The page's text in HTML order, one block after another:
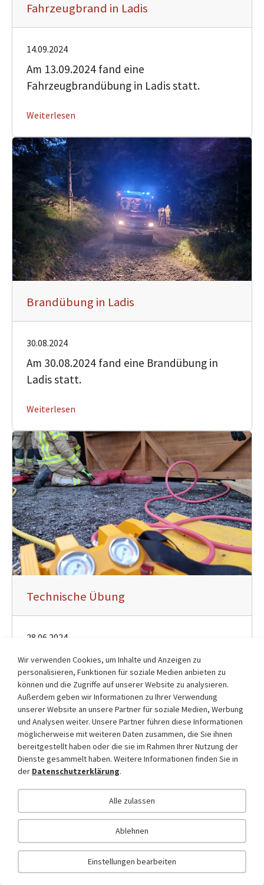
Fahrzeugbrand in Ladis
14.09.2024
Am 13.09.2024 fand eine
Fahrzeugbrandübung in Ladis statt.
Weiterlesen
Brandübung in Ladis
30.08.2024
Am 30.08.2024 fand eine Brandübung in
Ladis statt.
Weiterlesen
Technische Übung
28.06.2024
Am 28. Juni 2024 fand in Ladis eine
umfassende technische Übung statt.
Weiterlesen
Wir verwenden Cookies, um Inhalte und Anzeigen zu
personalisieren, Funktionen für soziale Medien anbieten zu
können und die Zugriffe auf unserer Website zu analysieren.
Außerdem geben wir Informationen zu Ihrer Verwendung
unserer Website an unsere Partner für soziale Medien, Werbung
und Analysen weiter. Unsere Partner führen diese Informationen
möglicherweise mit weiteren Daten zusammen, die Sie ihnen
bereitgestellt haben oder die sie im Rahmen Ihrer Nutzung der
Dienste gesammelt haben. Weitere Informationen finden Sie in
der Datenschutzerklärung.
Einstellungen bearbeiten
Ablehnen
Alle zulassen